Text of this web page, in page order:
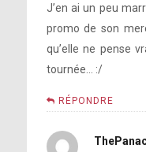
J’en ai un peu
promo de son
qu’elle ne pense
tournée… :/
RÉPONDRE